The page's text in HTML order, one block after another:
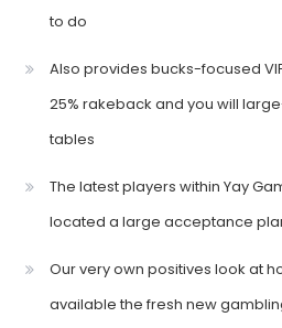
to do
Also provides bucks-focused
25% rakeback and you will
tables
The latest players within Yay
located a large acceptance
Our very own positives look at
available the fresh new